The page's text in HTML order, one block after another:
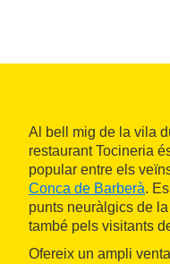
Al bell mig de la vila
restaurant Tocineria
popular entre els
Conca de Barberà.
punts neuràlgics de
també pels visitants
Ofereix un ampli